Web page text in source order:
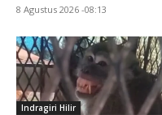
8 Agustus 2026 -08:13
Indragiri Hilir